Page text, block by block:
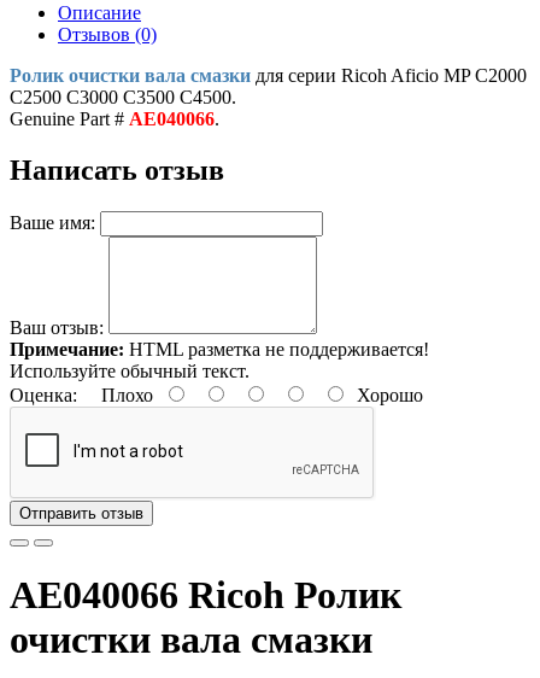
Описание
Отзывов (0)
Ролик очистки вала смазки для серии Ricoh Aficio MP C2000
C2500 C3000 C3500 C4500.
Genuine Part # AE040066.
Написать отзыв
Ваше имя:
Ваш отзыв:
Примечание: HTML разметка не поддерживается!
Используйте обычный текст.
Оценка: Плохо Хорошо
Отправить отзыв
AE040066 Ricoh Ролик
очистки вала смазки